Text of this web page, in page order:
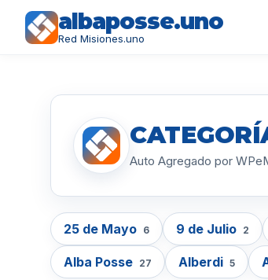
albaposse.uno
Red Misiones.uno
Auto Agregado por
25 de Mayo 6 9 de Julio 2
Alba Posse 27 Alberdi 5